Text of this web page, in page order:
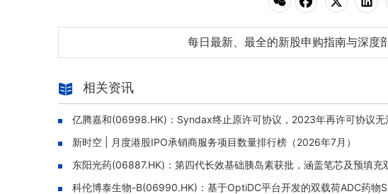
每日最新、最全的新股申购指南与深度
相关资讯
亿腾嘉和(06998.HK)：Syndax终止原许可协议，2023年再许可协议无
新时空 | 月度港股IPO承销商服务项目数量排行榜（2026年7月）
东阳光药(06887.HK)：第四代长效基础胰岛素获批，涵盖笔芯及预填充
科伦博泰生物-B(06990.HK)：基于OptiDC平台开发的双载荷ADC药物